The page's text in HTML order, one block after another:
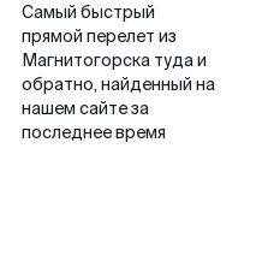
Самый быстрый
прямой перелет из
Магнитогорска туда и
обратно, найденный на
нашем сайте за
последнее время